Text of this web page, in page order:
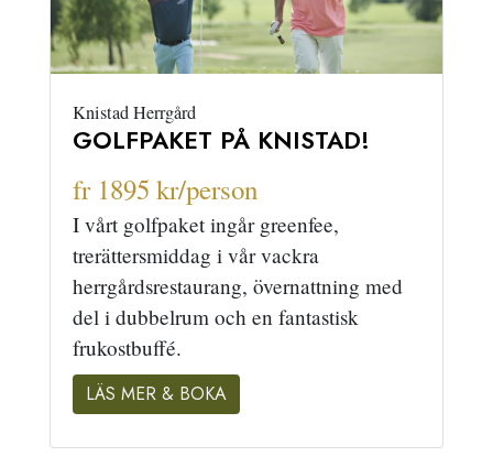
Knistad Herrgård
GOLFPAKET PÅ KNISTAD!
fr 1895 kr/person
I vårt golfpaket ingår greenfee,
trerättersmiddag i vår vackra
herrgårdsrestaurang, övernattning med
del i dubbelrum och en fantastisk
frukostbuffé.
LÄS MER & BOKA